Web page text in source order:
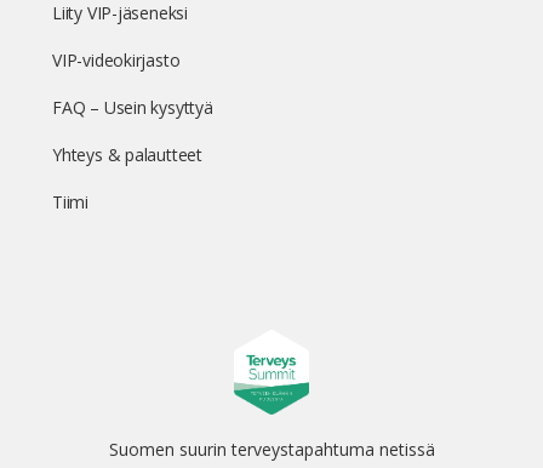
Liity VIP-jäseneksi
VIP-videokirjasto
FAQ – Usein kysyttyä
Yhteys & palautteet
Tiimi
Suomen suurin terveystapahtuma netissä